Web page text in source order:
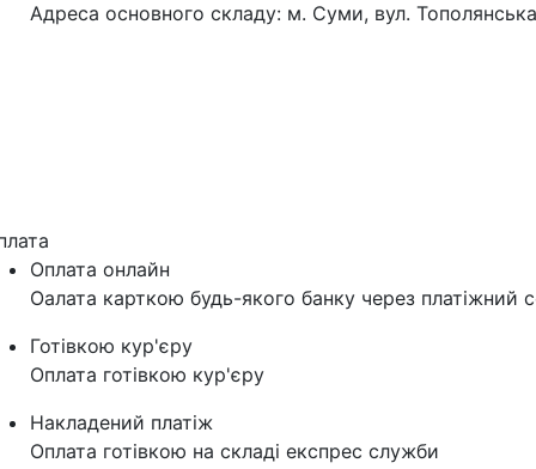
Адреса основного складу: м. Суми, вул.
Оплата онлайн
Оалата карткою будь-якого банку через платіжний
Готівкою кур'єру
Оплата готівкою кур'єру
Накладений платіж
Оплата готівкою на складі експрес служби